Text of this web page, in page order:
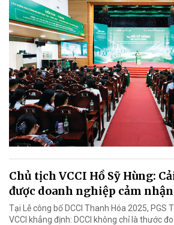
Chủ tịch VCCI Hồ Sỹ Hùng:
được doanh nghiệp cảm nhận
Tại Lễ công bố DCCI Thanh Hóa 2025, PGS
VCCI khẳng định: DCCI không chỉ là thước